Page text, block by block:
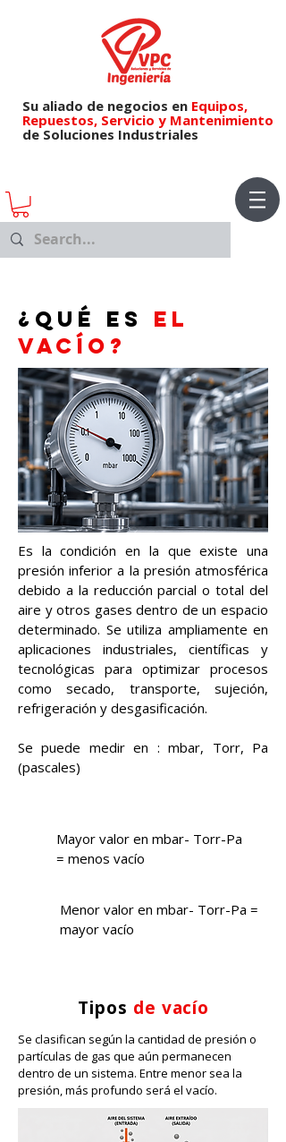
Su aliado de negocios en Equipos,
Repuestos, Servicio y Mantenimiento
de Soluciones Industriales
¿Qué es
el
vacío?
Es la condición en la que existe una
presión inferior a la presión atmosférica
debido a la reducción parcial o total del
aire y otros gases dentro de un espacio
determinado. Se utiliza ampliamente en
aplicaciones industriales, científicas y
tecnológicas para optimizar procesos
como secado, transporte, sujeción,
refrigeración y desgasificación.
Se puede medir en : mbar, Torr, Pa
(pascales)
Mayor valor en mbar- Torr-Pa
= menos vacío
Menor valor en mbar- Torr-Pa =
mayor vacío
Tipos de vacío
Se clasifican según la cantidad de presión o
partículas de gas que aún permanecen
dentro de un sistema. Entre menor sea la
presión, más profundo será el vacío.